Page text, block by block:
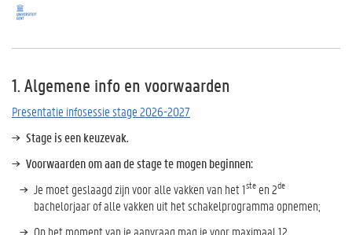
1. Algemene info en voorwaarden
Presentatie infosessie stage 2026-2027
Stage is een keuzevak.
Voorwaarden om aan de stage te mogen beginnen:
Je moet geslaagd zijn voor alle vakken van het 1ste en 2de
bachelorjaar of alle vakken uit het schakelprogramma opnemen;
Op het moment van je aanvraag mag je voor maximaal 12